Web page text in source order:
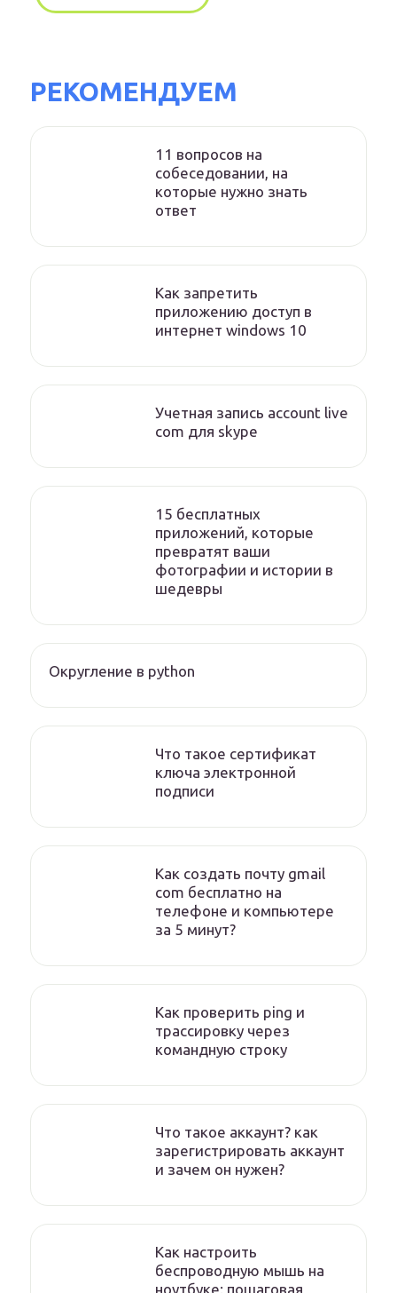
РЕКОМЕНДУЕМ
11 вопросов на
собеседовании, на
которые нужно знать
ответ
Как запретить
приложению доступ в
интернет windows 10
Учетная запись account live
com для skype
15 бесплатных
приложений, которые
превратят ваши
фотографии и истории в
шедевры
Округление в python
Что такое сертификат
ключа электронной
подписи
Как создать почту gmail
com бесплатно на
телефоне и компьютере
за 5 минут?
Как проверить ping и
трассировку через
командную строку
Что такое аккаунт? как
зарегистрировать аккаунт
и зачем он нужен?
Как настроить
беспроводную мышь на
ноутбуке: пошаговая